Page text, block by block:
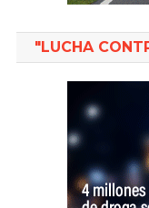
"LUCHA